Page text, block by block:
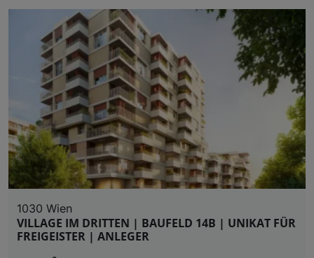
1030 Wien
VILLAGE IM DRITTEN | BAUFELD 14B | UNIKAT FÜR
FREIGEISTER | ANLEGER